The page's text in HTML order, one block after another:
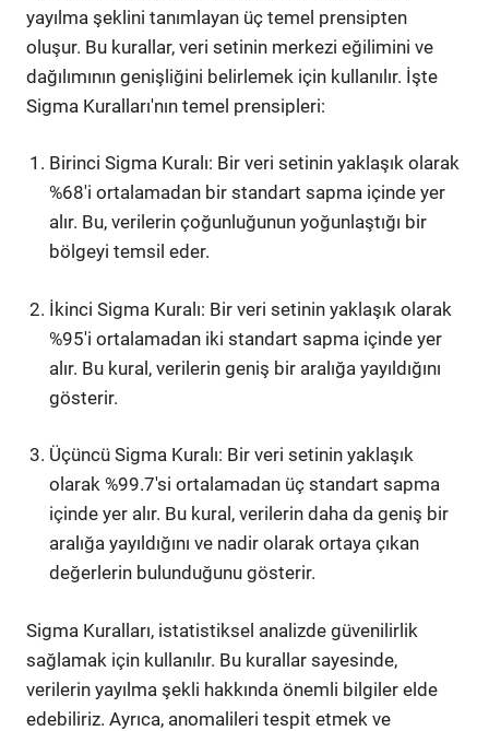
yayılma şeklini tanımlayan üç temel prensipten
oluşur. Bu kurallar, veri setinin merkezi eğilimini ve
dağılımının genişliğini belirlemek için kullanılır. İşte
Sigma Kuralları'nın temel prensipleri:
Birinci Sigma Kuralı: Bir veri setinin yaklaşık olarak
%68'i ortalamadan bir standart sapma içinde yer
alır. Bu, verilerin çoğunluğunun yoğunlaştığı bir
bölgeyi temsil eder.
İkinci Sigma Kuralı: Bir veri setinin yaklaşık olarak
%95'i ortalamadan iki standart sapma içinde yer
alır. Bu kural, verilerin geniş bir aralığa yayıldığını
gösterir.
Üçüncü Sigma Kuralı: Bir veri setinin yaklaşık
olarak %99.7'si ortalamadan üç standart sapma
içinde yer alır. Bu kural, verilerin daha da geniş bir
aralığa yayıldığını ve nadir olarak ortaya çıkan
değerlerin bulunduğunu gösterir.
Sigma Kuralları, istatistiksel analizde güvenilirlik
sağlamak için kullanılır. Bu kurallar sayesinde,
verilerin yayılma şekli hakkında önemli bilgiler elde
edebiliriz. Ayrıca, anomalileri tespit etmek ve